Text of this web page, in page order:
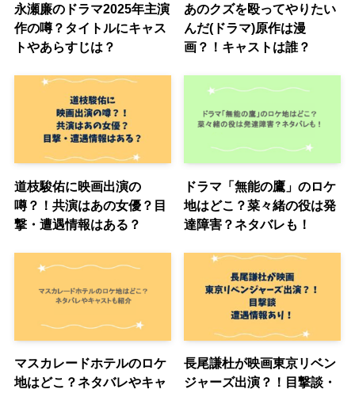
永瀬廉のドラマ2025年主演
作の噂？タイトルにキャス
トやあらすじは？
あのクズを殴ってやりたい
んだ(ドラマ)原作は漫
画？！キャストは誰？
道枝駿佑に映画出演の
噂？！共演はあの女優？目
撃・遭遇情報はある？
ドラマ「無能の鷹」のロケ
地はどこ？菜々緒の役は発
達障害？ネタバレも！
マスカレードホテルのロケ
地はどこ？ネタバレやキャ
長尾謙杜が映画東京リベン
ジャーズ出演？！目撃談・